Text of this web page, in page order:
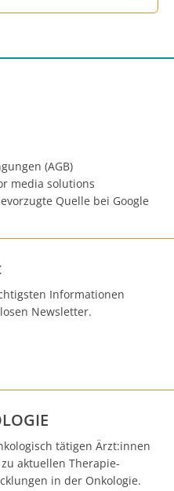
(AGB)
media solutions
Quelle bei Google
Informationen
Newsletter.
tätigen Ärzt:innen
aktuellen Therapie-
in der Onkologie.